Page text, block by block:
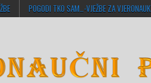
POGODI TKO SAM…-VJEŽBE ZA VJERONAUK